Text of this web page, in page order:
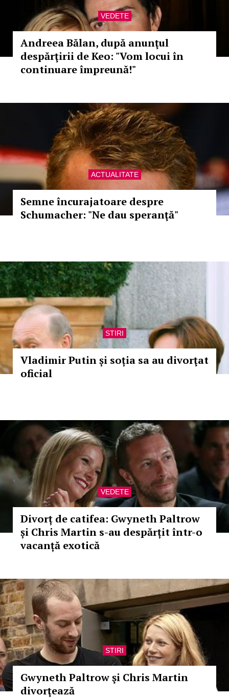
VEDETE
Andreea Bălan, după anunţul
despărţirii de Keo: "Vom locui în
continuare împreună!"
ACTUALITATE
Semne încurajatoare despre
Schumacher: "Ne dau speranţă"
STIRI
Vladimir Putin și soția sa au divorţat
oficial
VEDETE
Divorț de catifea: Gwyneth Paltrow
și Chris Martin s-au despărțit într-o
vacanță exotică
STIRI
Gwyneth Paltrow şi Chris Martin
divorţează